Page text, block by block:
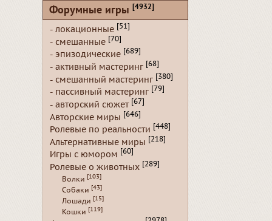
Форумные игры [4932]
- локационные [51]
- смешанные [70]
- эпизодические [689]
- активный мастеринг [68]
- смешанный мастеринг [380]
- пассивный мастеринг [79]
- авторский сюжет [67]
Авторские миры [646]
Ролевые по реальности [448]
Альтернативные миры [218]
Игры с юмором [60]
Ролевые о животных [289]
Волки [103]
Собаки [43]
Лошади [15]
Кошки [119]